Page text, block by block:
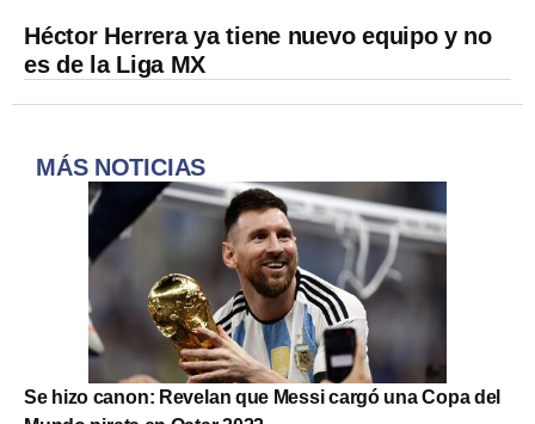
Héctor Herrera ya tiene nuevo equipo y no
es de la Liga MX
MÁS NOTICIAS
Se hizo canon: Revelan que Messi cargó una Copa del